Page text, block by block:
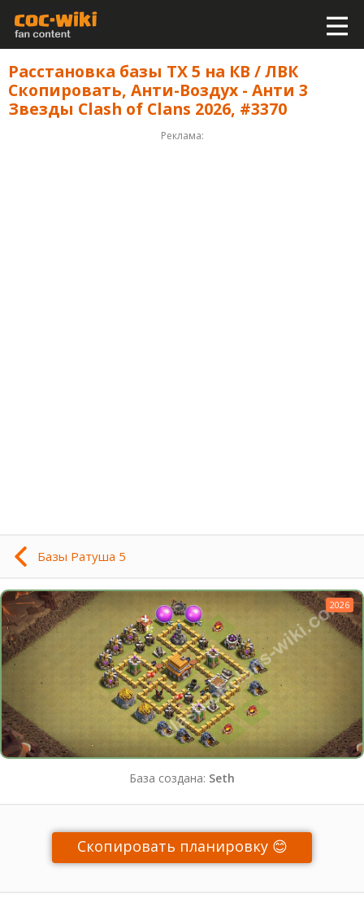
Расстановка базы ТХ 5 на КВ / ЛВК
Скопировать, Анти-Воздух - Анти 3
Звезды Clash of Clans 2026, #3370
Реклама:
Базы Ратуша 5
2026
База создана: Seth
Скопировать планировку 😊